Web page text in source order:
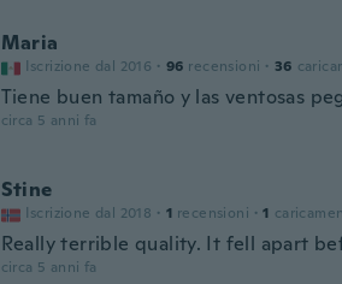
Maria
Iscrizione dal 2016 · 96 recensioni · 36
Tiene buen tamaño y las ventosas
circa 5 anni fa
Stine
Iscrizione dal 2018 · 1 recensioni · 1
Really terrible quality. It fell apart
circa 5 anni fa